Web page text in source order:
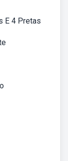
E 4 Pretas